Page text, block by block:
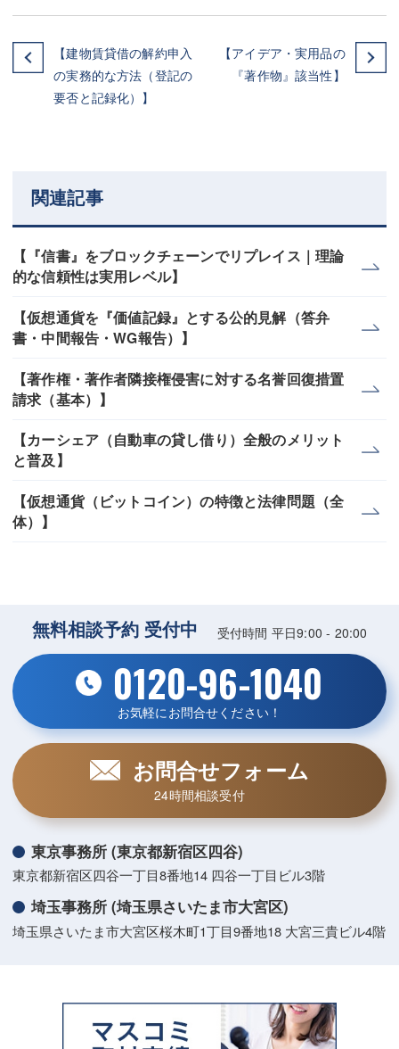
【建物賃貸借の解約申入
の実務的な方法（登記の
要否と記録化）】
【アイデア・実用品の
『著作物』該当性】
関連記事
【『信書』をブロックチェーンでリプレイス｜理論
的な信頼性は実用レベル】
【仮想通貨を『価値記録』とする公的見解（答弁
書・中間報告・WG報告）】
【著作権・著作者隣接権侵害に対する名誉回復措置
請求（基本）】
【カーシェア（自動車の貸し借り）全般のメリット
と普及】
【仮想通貨（ビットコイン）の特徴と法律問題（全
体）】
無料相談予約 受付中 受付時間 平日9:00 - 20:00
0120-96-1040
お気軽にお問合せください！
お問合せフォーム
24時間相談受付
東京事務所 (東京都新宿区四谷)
東京都新宿区四谷一丁目8番地14 四谷一丁目ビル3階
埼玉事務所 (埼玉県さいたま市大宮区)
埼玉県さいたま市大宮区桜木町1丁目9番地18 大宮三貴ビル4階